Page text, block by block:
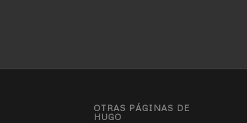
OTRAS PÁGINAS DE
HUGO